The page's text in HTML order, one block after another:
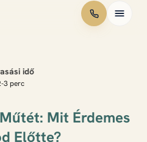
idő
3 perc
Mit Érdemes
Előtte?